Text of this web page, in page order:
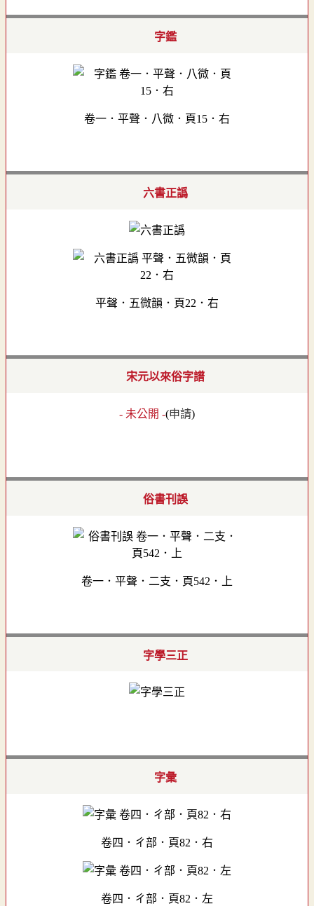
字鑑
卷一．平聲．八微．頁15．右
六書正譌
平聲．五微韻．頁22．右
宋元以來俗字譜
- 未公開 -(申請)
俗書刊誤
卷一．平聲．二支．頁542．上
字學三正
字彙
卷四．ㄔ部．頁82．右
卷四．ㄔ部．頁82．左